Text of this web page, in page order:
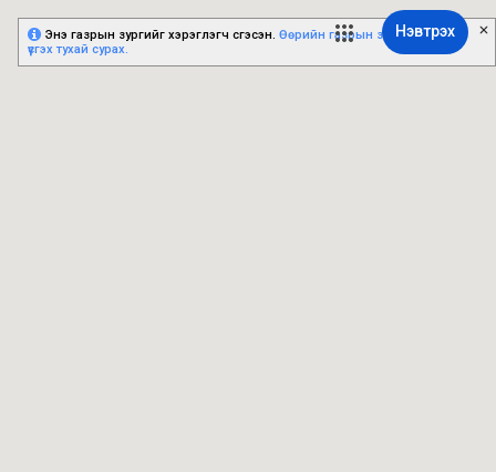
Нэвтрэх
Энэ газрын зургийг хэрэглэгч үүсгэсэн. Өөрийн газрын зургийг хэрхэн
үүсгэх тухай сурах.